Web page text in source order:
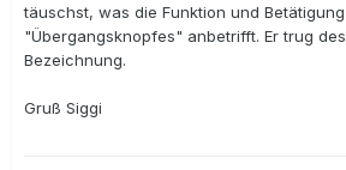
täuschst, was die Funktion und
"Übergangsknopfes" anbetrifft. Er trug
Bezeichnung.
Gruß Siggi